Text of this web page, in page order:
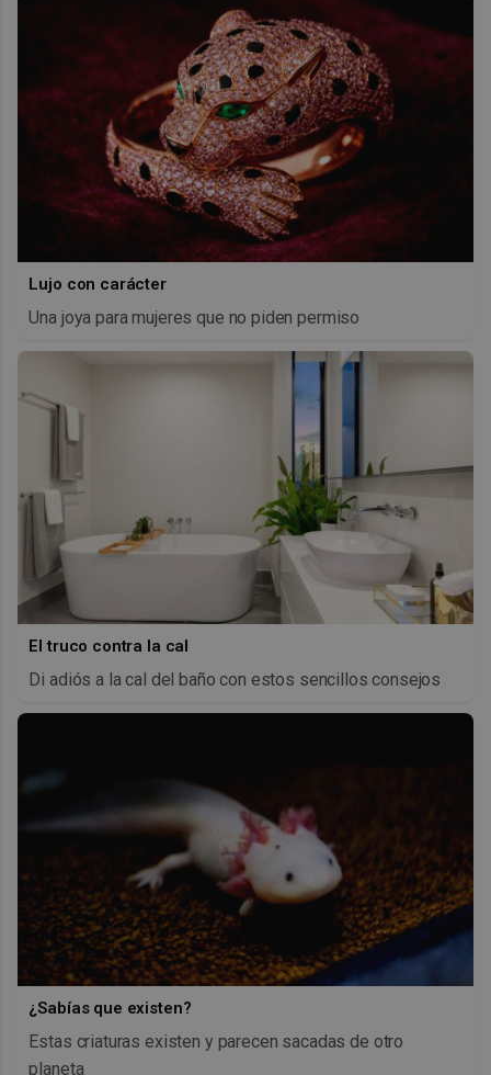
Lujo con carácter
Una joya para mujeres que no piden permiso
El truco contra la cal
Di adiós a la cal del baño con estos sencillos consejos
¿Sabías que existen?
Estas criaturas existen y parecen sacadas de otro
planeta